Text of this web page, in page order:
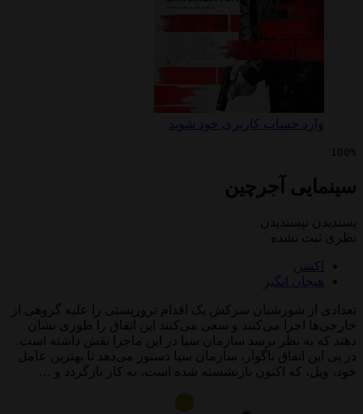
حساب کاربری خود شوید
آجرچین
نشده
انگیز
شورشیان سرکش یک اقدام تروریستی را علیه گروهی از
می‌کنند و سعی می‌کنند این اتفاق را طوری نشان
نظر برسد سازمان سیا در این ماجرا نقش داشته است.
ناگوار، سازمان سیا دستور می‌دهد تا بهترین عامل
که اکنون بازنشسته شده است، به کار بازگردد و …